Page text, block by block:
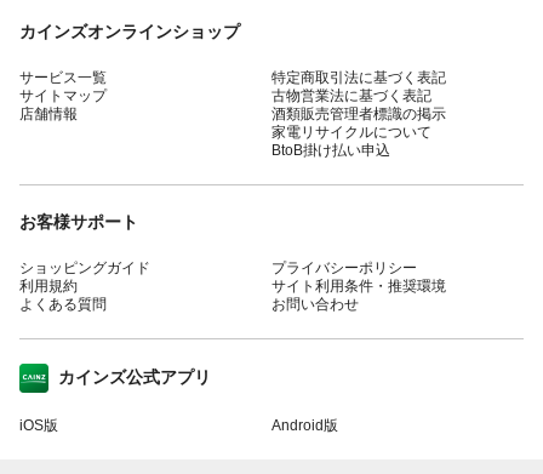
カインズオンラインショップ
サービス一覧
サイトマップ
店舗情報
特定商取引法に基づく表記
古物営業法に基づく表記
酒類販売管理者標識の掲示
家電リサイクルについて
BtoB掛け払い申込
お客様サポート
ショッピングガイド
利用規約
よくある質問
プライバシーポリシー
サイト利用条件・推奨環境
お問い合わせ
カインズ公式アプリ
iOS版 Android版